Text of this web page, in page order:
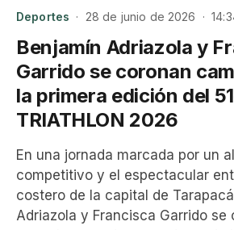
Deportes · 28 de junio de 2026 ·
Benjamín Adriazola y
Garrido se coronan
la primera edición del
TRIATHLON 2026
En una jornada marcada por un
competitivo y el espectacular
costero de la capital de
Adriazola y Francisca Garrido se